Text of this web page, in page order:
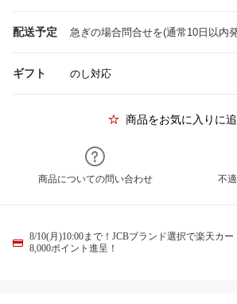
配送予定 急ぎの場合問合せを(通常10日以内
ギフト のし対応
商品をお気に入りに
商品についての問い合わせ 不
8/10(月)10:00まで！JCBブランド選択で楽天カ
8,000ポイント進呈！